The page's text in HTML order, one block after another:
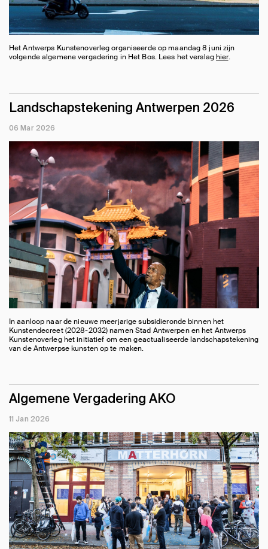
Het Antwerps Kunstenoverleg organiseerde op maandag 8 juni zijn
volgende algemene vergadering in Het Bos. Lees het verslaghier.
Landschapstekening Antwerpen 2026
06 Mar 2026
In aanloop naar de nieuwe meerjarige subsidieronde binnen het
Kunstendecreet (2028-2032) namen Stad Antwerpen en het Antwerps
Kunstenoverleg het initiatief om een geactualiseerde landschapstekening
van de Antwerpse kunsten op te maken.
Algemene Vergadering AKO
11 Jan 2026